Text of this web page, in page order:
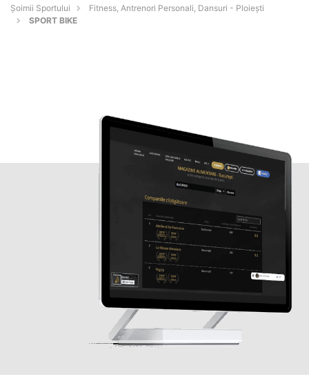
Șoimii Sportului
Fitness, Antrenori Personali, Dansuri - Ploieşti
SPORT BIKE